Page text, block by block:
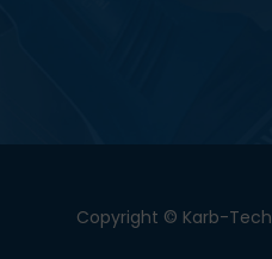
Copyright © Karb-Tech